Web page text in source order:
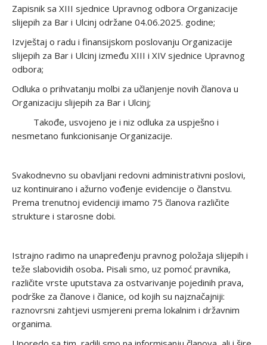
Zapisnik sa XIII sjednice Upravnog odbora Organizacije
slijepih za Bar i Ulcinj održane 04.06.2025. godine;
Izvještaj o radu i finansijskom poslovanju Organizacije
slijepih za Bar i Ulcinj između XIII i XIV sjednice Upravnog
odbora;
Odluka o prihvatanju molbi za učlanjenje novih članova u
Organizaciju slijepih za Bar i Ulcinj;
Takođe, usvojeno je i niz odluka za uspješno i
nesmetano funkcionisanje Organizacije.
Svakodnevno su obavljani redovni administrativni poslovi,
uz kontinuirano i ažurno vođenje evidencije o članstvu.
Prema trenutnoj evidenciji imamo 75 članova različite
strukture i starosne dobi.
Istrajno radimo na unapređenju pravnog položaja slijepih i
teže slabovidih osoba. Pisali smo, uz pomoć pravnika,
različite vrste uputstava za ostvarivanje pojedinih prava,
podrške za članove i članice, od kojih su najznačajniji:
raznovrsni zahtjevi usmjereni prema lokalnim i državnim
organima.